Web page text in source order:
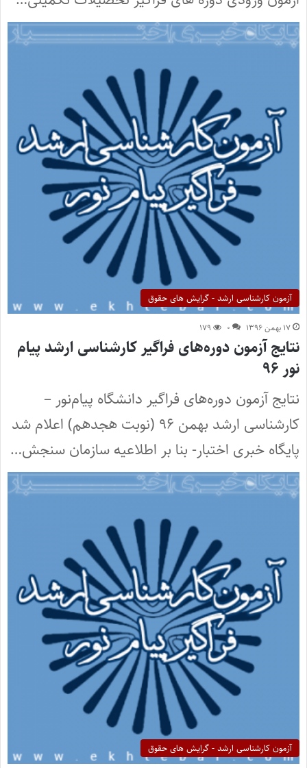
آزمون کارشناسی ارشد - گرایش های حقوق
۱۷ بهمن ۱۳۹۶ ۰ ۱۷۹
نتایج آزمون دوره‌های فراگیر کارشناسی ارشد پیام
نور ۹۶
نتایج آزمون دوره‌های فراگیر دانشگاه پیام‌نور –
کارشناسی ارشد بهمن ۹۶ (نوبت هجدهم) اعلام شد
پایگاه خبری اختبار- بنا بر اطلاعیه سازمان سنجش…
آزمون کارشناسی ارشد - گرایش های حقوق